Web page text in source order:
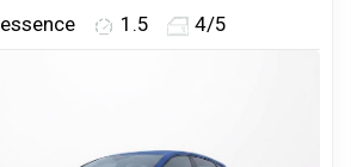
essence 1.5 4/5